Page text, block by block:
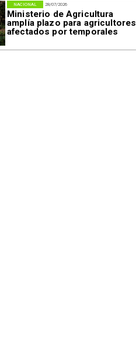
28/07/2026
Ministerio de Agricultura
amplía plazo para agricultores
afectados por temporales
NACIONAL